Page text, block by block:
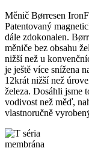
Měnič Børresen
Patentovaný
dále zdokonalen.
měniče bez obsahu
nižší než u
je ještě více snížena
12krát nižší než
železa. Dosáhli jsme
vodivost než měď,
vlastnoručně